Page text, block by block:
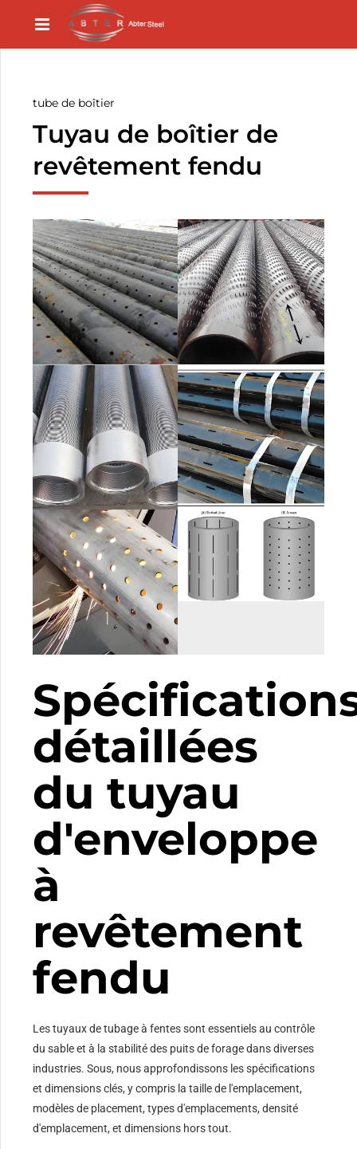
tube de boîtier
Tuyau de boîtier de
revêtement fendu
détaillées
du tuyau
d'enveloppe
à
revêtement
fendu
Les tuyaux de tubage à fentes sont essentiels au contrôle
du sable et à la stabilité des puits de forage dans diverses
industries. Sous, nous approfondissons les spécifications
et dimensions clés, y compris la taille de l'emplacement,
modèles de placement, types d'emplacements, densité
d'emplacement, et dimensions hors tout.